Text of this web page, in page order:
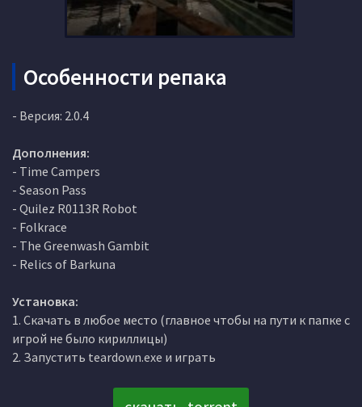
Особенности репака
- Версия: 2.0.4
Дополнения:
- Time Campers
- Season Pass
- Quilez R0113R Robot
- Folkrace
- The Greenwash Gambit
- Relics of Barkuna
Установка:
1. Скачать в любое место (главное чтобы на пути к папке с
игрой не было кириллицы)
2. Запустить teardown.exe и играть